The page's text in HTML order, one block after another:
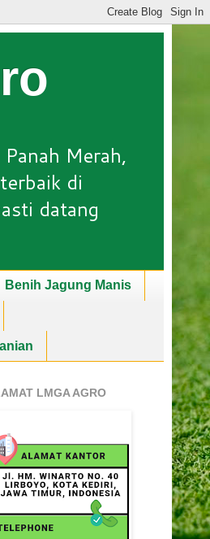
Merah,
di
datang
Benih Jagung Manis
LMGA AGRO